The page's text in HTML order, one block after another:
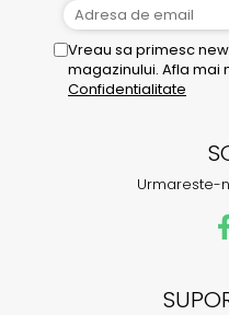
Vreau sa primesc
magazinului. Afla mai
Confidentialitate
Urmareste-